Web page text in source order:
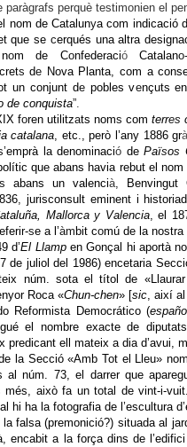
paràgrafs perquè testimonien el
nom de Catalunya com indicació
que se cerqués una altra
om de Confederació Catalan
sde Nova Planta, com a
un conjunt de pobles vençuts
de conquista”.
foren utilitzats noms com terres
catalana, etc., però l’any 1886 gr
emprà la denominació de Països
que abans havia rebut el
s abans un valencià,
, jurisconsult eminent i
Mallorca y Valencia, el
se a l’àm bit comú de la nostra
d’El Llampen Gonçal hi aportà
de juliol del 1986) encetaria
núm. sota el títol de
Roca «Chun-chen» [sic, així al
Reformista Democrático (
el nombre exacte de
predicant ell mateix a dia d’avui,
la Secció «Amb Tot el Lleu»
al núm. 73, el darrer que
més, això fa un total de vint-i-
hi ha la fotografia de l’escultura
la falsa (premonició?) situada al
encabit a la força dins de